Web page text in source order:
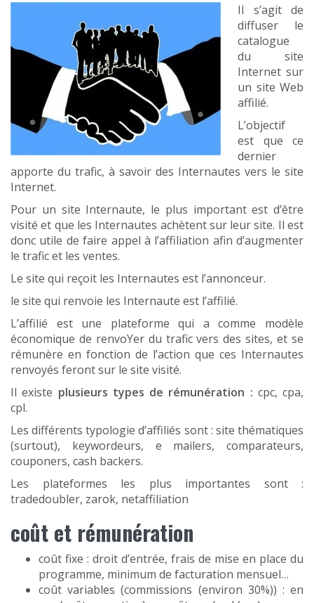
Il s’agit de
diffuser le
catalogue
du site
Internet sur
un site Web
affilié.
L’objectif
est que ce
dernier
apporte du trafic, à savoir des Internautes vers le site
Internet.
Pour un site Internaute, le plus important est d’être
visité et que les Internautes achètent sur leur site. Il est
donc utile de faire appel à l’affiliation afin d’augmenter
le trafic et les ventes.
Le site qui reçoit les Internautes est l’annonceur.
le site qui renvoie les Internaute est l’affilié.
L’affilié est une plateforme qui a comme modèle
économique de renvoYer du trafic vers des sites, et se
rémunère en fonction de l’action que ces Internautes
renvoyés feront sur le site visité.
Il existe plusieurs types de rémunération : cpc, cpa,
cpl.
Les différents typologie d’affiliés sont : site thématiques
(surtout), keywordeurs, e mailers, comparateurs,
couponers, cash backers.
Les plateformes les plus importantes sont :
tradedoubler, zarok, netaffiliation
coût et rémunération
coût fixe : droit d’entrée, frais de mise en place du
programme, minimum de facturation mensuel…
coût variables (commissions (environ 30%)) : en